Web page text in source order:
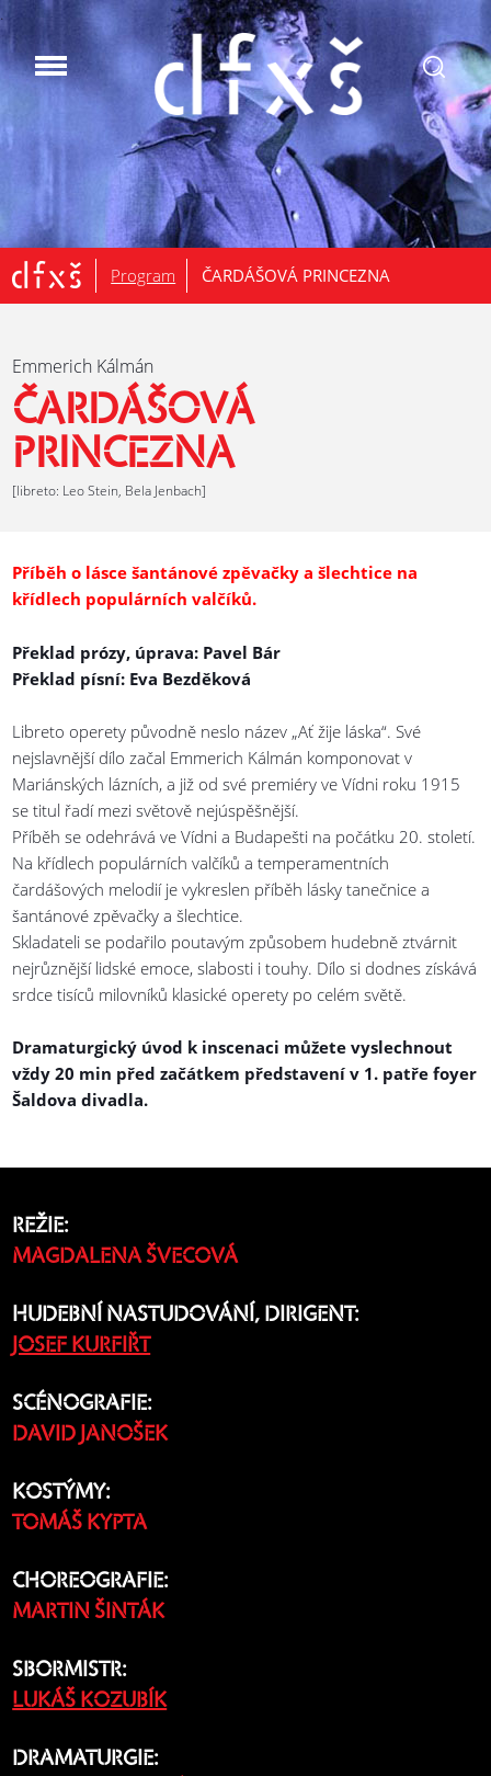
.
Program ČARDÁŠOVÁ PRINCEZNA
Emmerich Kálmán
ČARDÁŠOVÁ
PRINCEZNA
[libreto: Leo Stein, Bela Jenbach]
Příběh o lásce šantánové zpěvačky a šlechtice na
křídlech populárních valčíků.
Překlad prózy, úprava: Pavel Bár
Překlad písní: Eva Bezděková
Libreto operety původně neslo název „Ať žije láska“. Své
nejslavnější dílo začal Emmerich Kálmán komponovat v
Mariánských lázních, a již od své premiéry ve Vídni roku 1915
se titul řadí mezi světově nejúspěšnější.
Příběh se odehrává ve Vídni a Budapešti na počátku 20. století.
Na křídlech populárních valčíků a temperamentních
čardášových melodií je vykreslen příběh lásky tanečnice a
šantánové zpěvačky a šlechtice.
Skladateli se podařilo poutavým způsobem hudebně ztvárnit
nejrůznější lidské emoce, slabosti i touhy. Dílo si dodnes získává
srdce tisíců milovníků klasické operety po celém světě.
Dramaturgický úvod k inscenaci můžete vyslechnout
vždy 20 min před začátkem představení v 1. patře foyer
Šaldova divadla.
REŽIE:
MAGDALENA ŠVECOVÁ
HUDEBNÍ NASTUDOVÁNÍ, DIRIGENT:
JOSEF KURFIŘT
SCÉNOGRAFIE:
DAVID JANOŠEK
KOSTÝMY:
TOMÁŠ KYPTA
CHOREOGRAFIE:
MARTIN ŠINTÁK
SBORMISTR:
LUKÁŠ KOZUBÍK
DRAMATURGIE: